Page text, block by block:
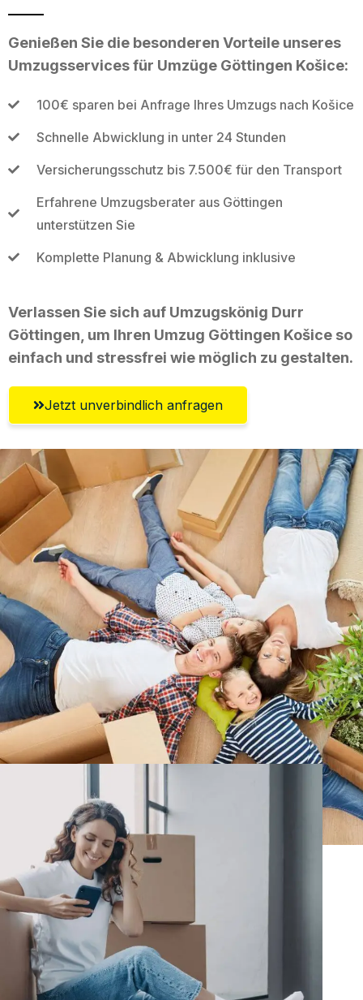
Genießen Sie die besonderen Vorteile unseres
Umzugsservices für Umzüge Göttingen Košice:
100€ sparen bei Anfrage Ihres Umzugs nach Košice
Schnelle Abwicklung in unter 24 Stunden
Versicherungsschutz bis 7.500€ für den Transport
Erfahrene Umzugsberater aus Göttingen
unterstützen Sie
Komplette Planung & Abwicklung inklusive
Verlassen Sie sich auf Umzugskönig Durr
Göttingen, um Ihren Umzug Göttingen Košice so
einfach und stressfrei wie möglich zu gestalten.
Jetzt unverbindlich anfragen